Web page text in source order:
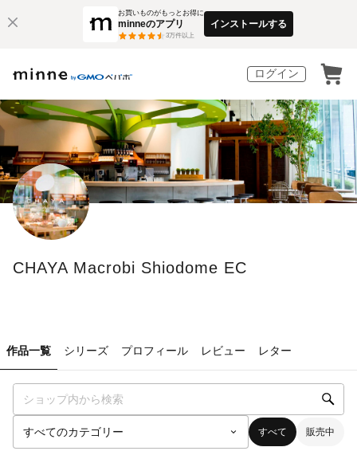
お買いものがもっとお得に
minneのアプリ
3万件以上
インストールする
ログイン
CHAYA Macrobi Shiodome EC
作品一覧 シリーズ プロフィール レビュー レター
すべて 販売中